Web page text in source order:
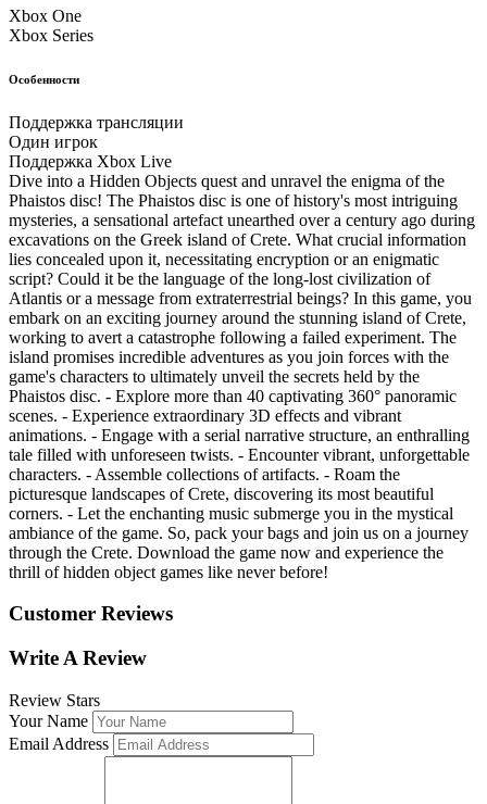
Xbox One
Xbox Series
Особенности
Поддержка трансляции
Один игрок
Поддержка Xbox Live
Dive into a Hidden Objects quest and unravel the enigma of the
Phaistos disc! The Phaistos disc is one of history's most intriguing
mysteries, a sensational artefact unearthed over a century ago during
excavations on the Greek island of Crete. What crucial information
lies concealed upon it, necessitating encryption or an enigmatic
script? Could it be the language of the long-lost civilization of
Atlantis or a message from extraterrestrial beings? In this game, you
embark on an exciting journey around the stunning island of Crete,
working to avert a catastrophe following a failed experiment. The
island promises incredible adventures as you join forces with the
game's characters to ultimately unveil the secrets held by the
Phaistos disc. - Explore more than 40 captivating 360° panoramic
scenes. - Experience extraordinary 3D effects and vibrant
animations. - Engage with a serial narrative structure, an enthralling
tale filled with unforeseen twists. - Encounter vibrant, unforgettable
characters. - Assemble collections of artifacts. - Roam the
picturesque landscapes of Crete, discovering its most beautiful
corners. - Let the enchanting music submerge you in the mystical
ambiance of the game. So, pack your bags and join us on a journey
through the Crete. Download the game now and experience the
thrill of hidden object games like never before!
Customer Reviews
Write A Review
Review Stars
Your Name
Email Address